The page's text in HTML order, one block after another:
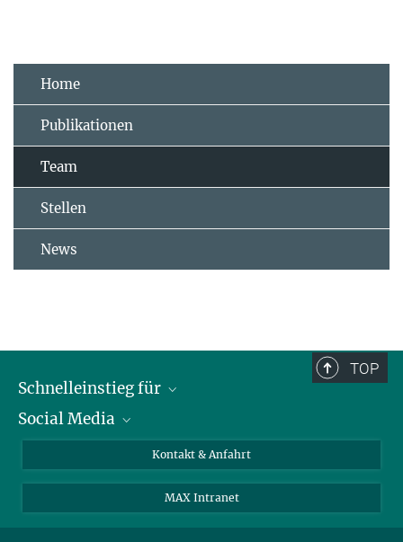
Home
Publikationen
Team
Stellen
News
TOP
Schnelleinstieg für
Journalist*innen
Bewerbende
Social Media
Instagram
LinkedIn
Kontakt & Anfahrt
MAX Intranet